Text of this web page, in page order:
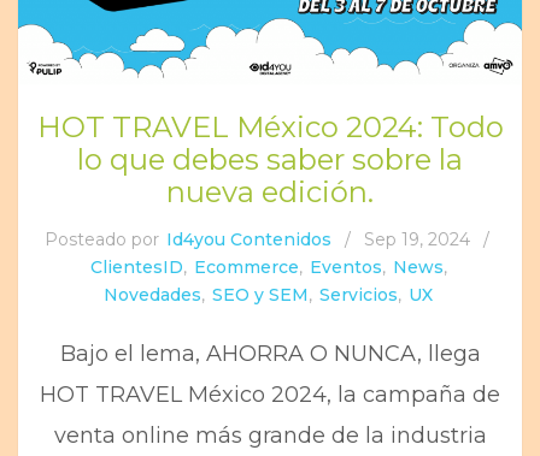
HOT TRAVEL México 2024: Todo
lo que debes saber sobre la
nueva edición.
Posteado por Id4you Contenidos / Sep 19, 2024
/
ClientesID, Ecommerce, Eventos, News,
Novedades, SEO y SEM, Servicios, UX
Bajo el lema, AHORRA O NUNCA, llega
HOT TRAVEL México 2024, la campaña de
venta online más grande de la industria